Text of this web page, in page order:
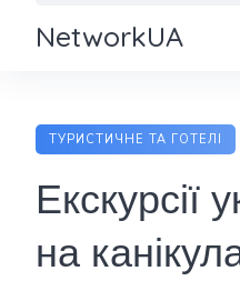
NetworkUA
ТУРИСТИЧНЕ ТА ГОТЕЛІ
Екскурсії
на